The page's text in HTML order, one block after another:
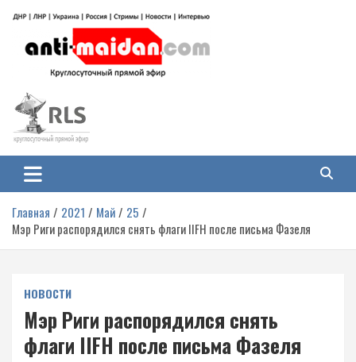
содержимому
Антимайдан: Гражданская война
на Украине
гражданской войне на Украине, включая события в Новороссии, ДНР,
ЛНР и других регионах.
Главная 2021 Май
25
Мэр Риги распорядился снять флаги IIFH после письма Фазеля
НОВОСТИ
Мэр Риги распорядился снять
флаги IIFH после письма Фазеля